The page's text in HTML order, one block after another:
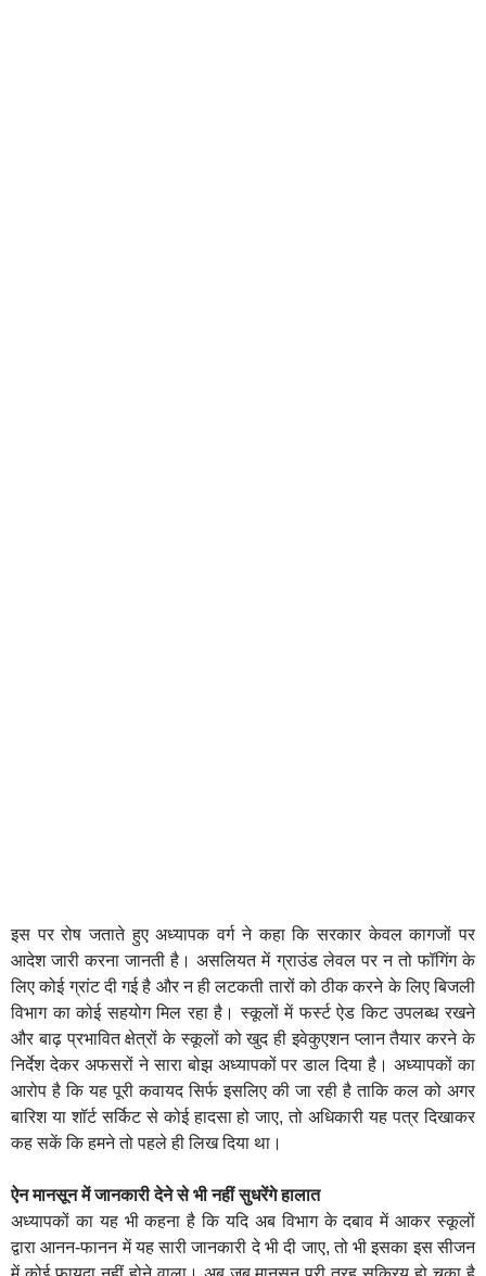
इस पर रोष जताते हुए अध्यापक वर्ग ने कहा कि सरकार केवल कागजों पर
आदेश जारी करना जानती है। असलियत में ग्राउंड लेवल पर न तो फॉगिंग के
लिए कोई ग्रांट दी गई है और न ही लटकती तारों को ठीक करने के लिए बिजली
विभाग का कोई सहयोग मिल रहा है। स्कूलों में फर्स्ट ऐड किट उपलब्ध रखने
और बाढ़ प्रभावित क्षेत्रों के स्कूलों को खुद ही इवेकुएशन प्लान तैयार करने के
निर्देश देकर अफसरों ने सारा बोझ अध्यापकों पर डाल दिया है। अध्यापकों का
आरोप है कि यह पूरी कवायद सिर्फ इसलिए की जा रही है ताकि कल को अगर
बारिश या शॉर्ट सर्किट से कोई हादसा हो जाए, तो अधिकारी यह पत्र दिखाकर
कह सकें कि हमने तो पहले ही लिख दिया था।
ऐन मानसून में जानकारी देने से भी नहीं सुधरेंगे हालात
अध्यापकों का यह भी कहना है कि यदि अब विभाग के दबाव में आकर स्कूलों
द्वारा आनन-फानन में यह सारी जानकारी दे भी दी जाए, तो भी इसका इस सीजन